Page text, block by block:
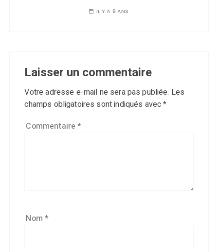
IL Y A 9 ANS
Laisser un commentaire
Votre adresse e-mail ne sera pas publiée. Les
champs obligatoires sont indiqués avec*
Commentaire*
Nom*